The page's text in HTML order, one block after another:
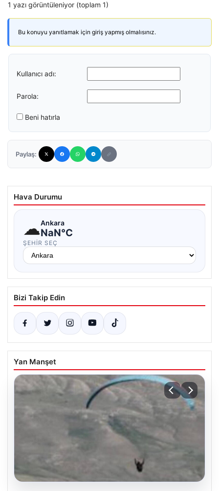
1 yazı görüntüleniyor (toplam 1)
Bu konuyu yanıtlamak için giriş yapmış olmalısınız.
Kullanıcı adı:
Parola:
Beni hatırla
Paylaş:
Hava Durumu
☁Ankara
NaN°C
ŞEHIR SEÇ
Bizi Takip Edin
Yan Manşet